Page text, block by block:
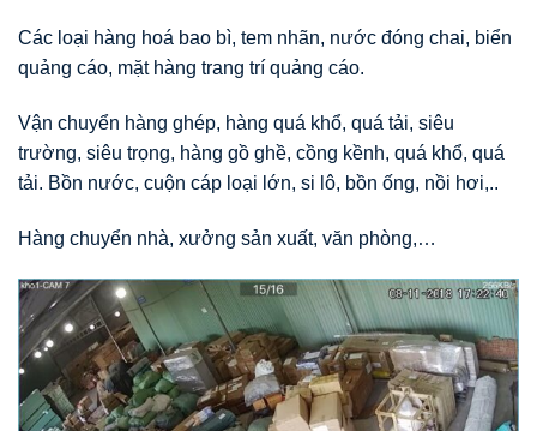
Các loại hàng hoá bao bì, tem nhãn, nước đóng chai, biển
quảng cáo, mặt hàng trang trí quảng cáo.
Vận chuyển hàng ghép, hàng quá khổ, quá tải, siêu
trường, siêu trọng, hàng gồ ghề, cồng kềnh, quá khổ, quá
tải. Bồn nước, cuộn cáp loại lớn, si lô, bồn ống, nồi hơi,..
Hàng chuyển nhà, xưởng sản xuất, văn phòng,…